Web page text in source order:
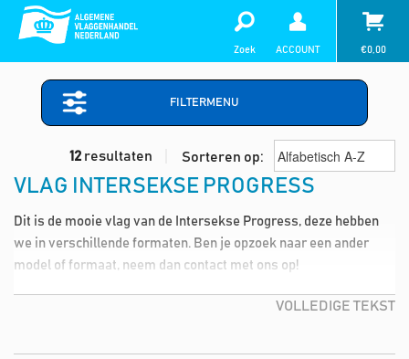
Zoek ACCOUNT €0,00
FILTERMENU
12 resultaten Sorteren op:
VLAG INTERSEKSE PROGRESS
Dit is de mooie vlag van de Intersekse Progress, deze hebben
we in verschillende formaten. Ben je opzoek naar een ander
model of formaat, neem dan contact met ons op!
VOLLEDIGE TEKST